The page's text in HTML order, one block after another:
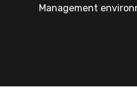
Management